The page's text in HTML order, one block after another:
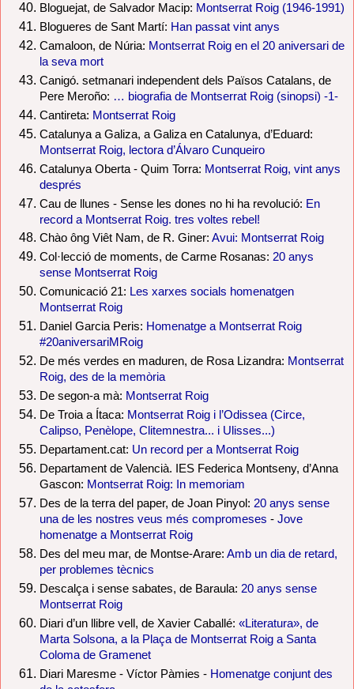
Bloguejat, de Salvador Macip: Montserrat Roig (1946-1991)
Blogueres de Sant Martí: Han passat vint anys
Camaloon, de Núria: Montserrat Roig en el 20 aniversari de
la seva mort
Canigó. setmanari independent dels Països Catalans, de
Pere Meroño: … biografia de Montserrat Roig (sinopsi) -1-
Cantireta: Montserrat Roig
Catalunya a Galiza, a Galiza en Catalunya, d’Eduard:
Montserrat Roig, lectora d’Álvaro Cunqueiro
Catalunya Oberta - Quim Torra: Montserrat Roig, vint anys
després
Cau de llunes - Sense les dones no hi ha revolució: En
record a Montserrat Roig. tres voltes rebel!
Chào ông Viêt Nam, de R. Giner: Avui: Montserrat Roig
Col·lecció de moments, de Carme Rosanas: 20 anys
sense Montserrat Roig
Comunicació 21: Les xarxes socials homenatgen
Montserrat Roig
Daniel Garcia Peris: Homenatge a Montserrat Roig
#20aniversariMRoig
De més verdes en maduren, de Rosa Lizandra: Montserrat
Roig, des de la memòria
De segon-a mà: Montserrat Roig
De Troia a Ítaca: Montserrat Roig i l’Odissea (Circe,
Calipso, Penèlope, Clitemnestra... i Ulisses...)
Departament.cat: Un record per a Montserrat Roig
Departament de Valencià. IES Federica Montseny, d’Anna
Gascon: Montserrat Roig: In memoriam
Des de la terra del paper, de Joan Pinyol: 20 anys sense
una de les nostres veus més compromeses - Jove
homenatge a Montserrat Roig
Des del meu mar, de Montse-Arare: Amb un dia de retard,
per problemes tècnics
Descalça i sense sabates, de Baraula: 20 anys sense
Montserrat Roig
Diari d’un llibre vell, de Xavier Caballé: «Literatura», de
Marta Solsona, a la Plaça de Montserrat Roig a Santa
Coloma de Gramenet
Diari Maresme - Víctor Pàmies - Homenatge conjunt des